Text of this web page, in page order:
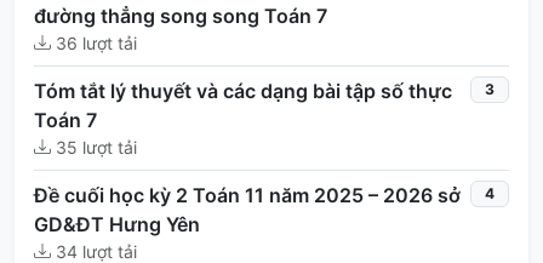
đường thẳng song song Toán 7
36 lượt tải
Tóm tắt lý thuyết và các dạng bài tập số thực
Toán 7
35 lượt tải
3
Đề cuối học kỳ 2 Toán 11 năm 2025 – 2026 sở
GD&ĐT Hưng Yên
34 lượt tải
4